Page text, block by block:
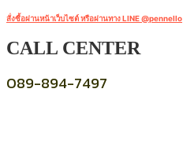
สั่งซื้อผ่านหน้าเว็บไซต์ หรือผ่านทาง LINE @pennello
CALL CENTER
089-894-7497